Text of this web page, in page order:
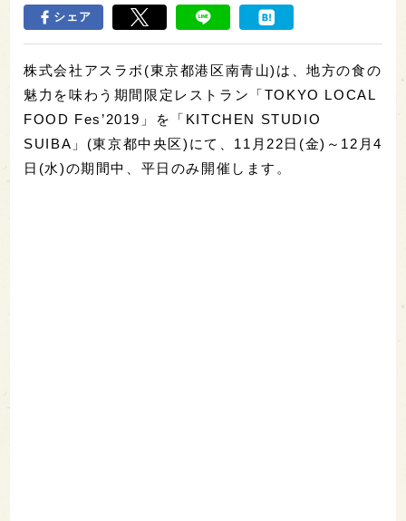
シェア
株式会社アスラボ(東京都港区南青山)は、地方の食の
魅力を味わう期間限定レストラン「TOKYO LOCAL
FOOD Fes’2019」を「KITCHEN STUDIO
SUIBA」(東京都中央区)にて、11月22日(金)～12月4
日(水)の期間中、平日のみ開催します。